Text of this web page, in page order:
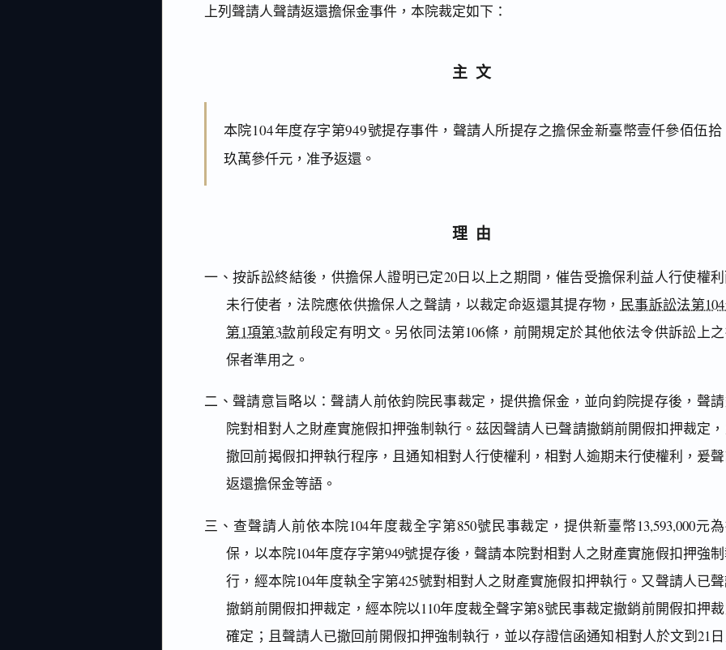
上列聲請人聲請返還擔保金事件，本院裁定如下：
主文
本院104年度存字第949號提存事件，聲請人所提存之擔保金新臺幣壹仟參佰伍拾
玖萬參仟元，准予返還。
理由
一、按訴訟終結後，供擔保人證明已定20日以上之期間，催告受擔保利益人行使權
未行使者，法院應依供擔保人之聲請，以裁定命返還其提存物， 民事訴訟法第
第1項第3款前段定有明文。另依同法第106條，前開規定於其他依法令供訴訟上
保者準用之。
二、聲請意旨略以：聲請人前依鈞院民事裁定，提供擔保金，並向鈞院提存後，聲
院對相對人之財產實施假扣押強制執行。茲因聲請人已聲請撤銷前開假扣押裁定
撤回前揭假扣押執行程序，且通知相對人行使權利，相對人逾期未行使權利，爰
返還擔保金等語。
三、查聲請人前依本院104年度裁全字第850號民事裁定，提供新臺幣13,593,000元
保，以本院104年度存字第949號提存後，聲請本院對相對人之財產實施假扣押強
行，經本院104年度執全字第425號對相對人之財產實施假扣押執行。又聲請人已
撤銷前開假扣押裁定，經本院以110年度裁全聲字第8號民事裁定撤銷前開假扣押
確定；且聲請人已撤回前開假扣押強制執行，並以存證信函通知相對人於文到21